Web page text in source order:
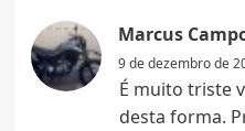
Marcus
9 de dezembro de
É muito triste
desta forma.